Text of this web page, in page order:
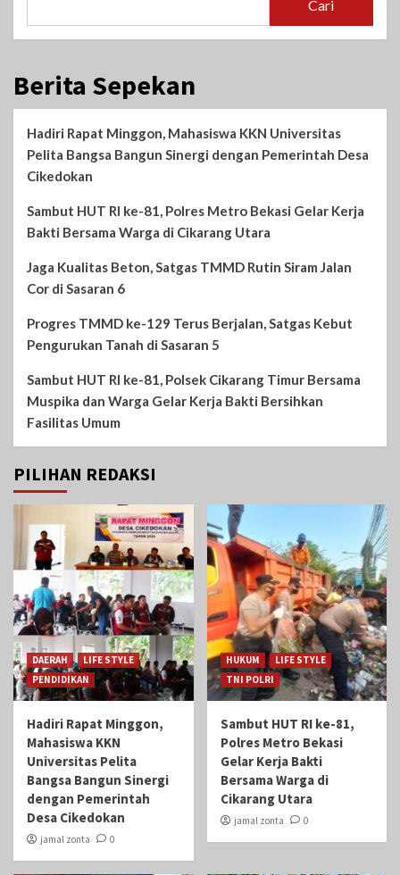
Cari
Berita Sepekan
Hadiri Rapat Minggon, Mahasiswa KKN Universitas
Pelita Bangsa Bangun Sinergi dengan Pemerintah Desa
Cikedokan
Sambut HUT RI ke-81, Polres Metro Bekasi Gelar Kerja
Bakti Bersama Warga di Cikarang Utara
Jaga Kualitas Beton, Satgas TMMD Rutin Siram Jalan
Cor di Sasaran 6
Progres TMMD ke-129 Terus Berjalan, Satgas Kebut
Pengurukan Tanah di Sasaran 5
Sambut HUT RI ke-81, Polsek Cikarang Timur Bersama
Muspika dan Warga Gelar Kerja Bakti Bersihkan
Fasilitas Umum
PILIHAN REDAKSI
DAERAH
LIFE STYLE
PENDIDIKAN
Hadiri Rapat Minggon,
Mahasiswa KKN
Universitas Pelita
Bangsa Bangun Sinergi
dengan Pemerintah
Desa Cikedokan
jamal zonta 0
HUKUM
LIFE STYLE
TNI POLRI
Sambut HUT RI ke-81,
Polres Metro Bekasi
Gelar Kerja Bakti
Bersama Warga di
Cikarang Utara
jamal zonta 0